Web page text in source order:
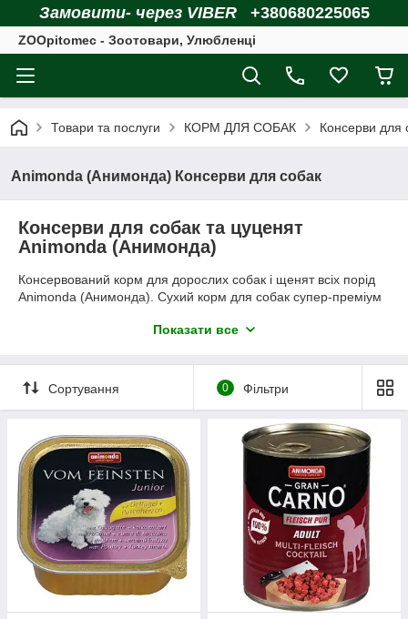
Замовити- через VIBER +380680225065
ZOOpitomec - Зоотовари, Улюбленці
Товари та послуги КОРМ ДЛЯ СОБАК Консерви для
Animonda (Анимонда) Консерви для собак
Консерви для собак та цуценят
Animonda (Анимонда)
Консервований корм для дорослих собак і щенят всіх порід
Animonda (Анимонда). Сухий корм для собак супер-преміум
Animonda Vom Feinsten по 100 г (паштет)
Animonda Carny і Brocconis по 400 г (шматочки)
Показати все
Сортування 0 Фільтри